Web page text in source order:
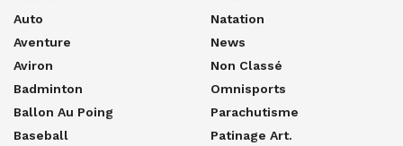
Auto
Aventure
Aviron
Badminton
Ballon Au Poing
Baseball
Natation
News
Non Classé
Omnisports
Parachutisme
Patinage Art.